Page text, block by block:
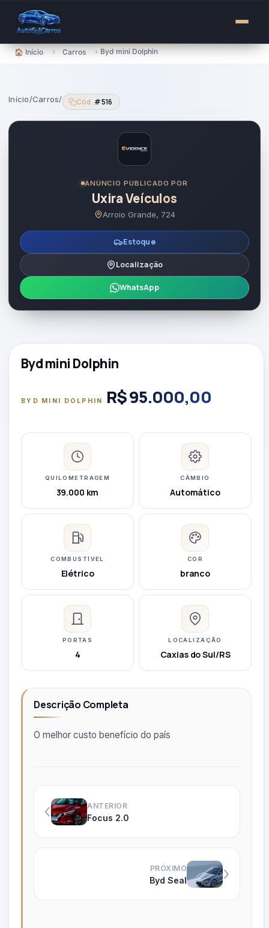
🏠 Início › Carros › Byd mini Dolphin
conteúdo
Início/Carros/ Cód.#516
ANÚNCIO PUBLICADO POR
Uxira Veículos
Arroio Grande, 724
Estoque
Localização
WhatsApp
2025
Byd mini Dolphin
BYD MINI DOLPHIN R$ 95.000,00
QUILOMETRAGEM
39.000 km
CÂMBIO
Automático
COMBUSTÍVEL
Elétrico
COR
branco
PORTAS
4
LOCALIZAÇÃO
Caxias do Sul/RS
Descrição Completa
O melhor custo benefício do país
‹ ANTERIOR
Focus 2.0
PRÓXIMO
Byd Seal ›